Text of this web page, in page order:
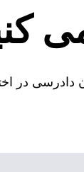
دادرسی در